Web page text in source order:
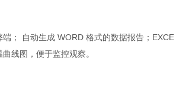
； 自动生成 WORD 格式的数据报告；EXCE
线图，便于监控观察。